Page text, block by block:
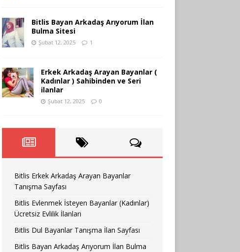
Bitlis Bayan Arkadaş Arıyorum İlan
Bulma Sitesi
Şubat 12, 2025 1
Erkek Arkadaş Arayan Bayanlar (
Kadınlar ) Sahibinden ve Seri
ilanlar
Şubat 12, 2025 0
Bitlis Erkek Arkadaş Arayan Bayanlar
Tanışma Sayfası
Bitlis Evlenmek İsteyen Bayanlar (Kadınlar)
Ücretsiz Evlilik İlanları
Bitlis Dul Bayanlar Tanışma İlan Sayfası
Bitlis Bayan Arkadaş Arıyorum İlan Bulma